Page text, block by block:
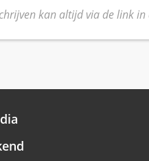
kan altijd via de link in